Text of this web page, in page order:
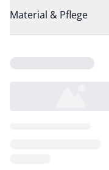
Material & Pflege